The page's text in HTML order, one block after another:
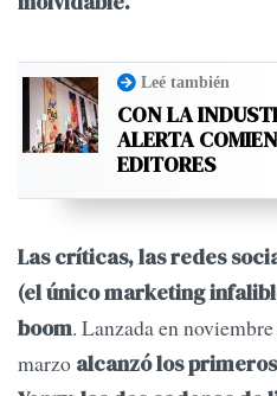
Leé también
CON LA
ALERTA
EDITORES
Las críticas, las redes
(el único marketing
boom. Lanzada en
marzo alcanzó los